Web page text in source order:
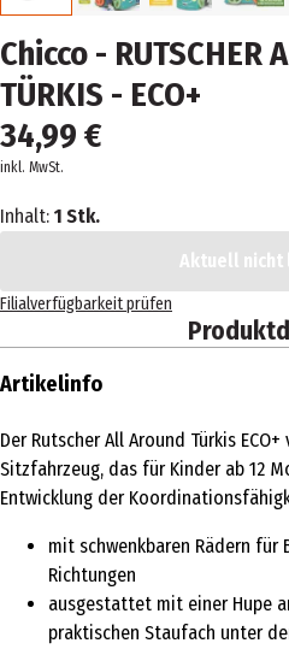
Chicco - RUTSCHER
TÜRKIS - ECO+
34,99 €
inkl. MwSt.
Inhalt: 1 Stk.
Aktuell nicht
Filialverfügbarkeit prüfen
Artikelinfo
Der Rutscher All Around Türkis
Sitzfahrzeug, das für Kinder ab 12
Entwicklung der
mit schwenkbaren Rädern
Richtungen
ausgestattet mit einer Hupe
praktischen Staufach unter